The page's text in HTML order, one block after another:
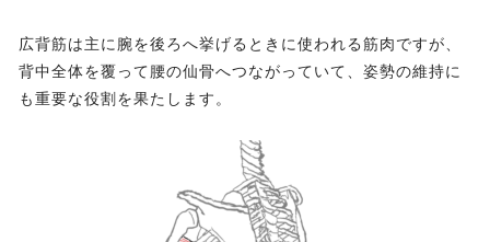
広背筋は主に腕を後ろへ挙げるときに使われる筋肉ですが、
背中全体を覆って腰の仙骨へつながっていて、姿勢の維持に
も重要な役割を果たします。